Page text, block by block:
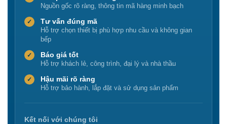
Nguồn gốc rõ ràng, thông tin mã hàng minh bạch
✓ Tư vấn đúng mã
Hỗ trợ chọn thiết bị phù hợp nhu cầu và không gian
bếp
✓ Báo giá tốt
Hỗ trợ khách lẻ, công trình, đại lý và nhà thầu
✓ Hậu mãi rõ ràng
Hỗ trợ bảo hành, lắp đặt và sử dụng sản phẩm
Kết nối với chúng tôi